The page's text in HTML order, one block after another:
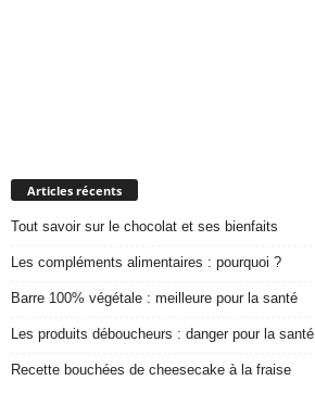
Articles récents
Tout savoir sur le chocolat et ses bienfaits
Les compléments alimentaires : pourquoi ?
Barre 100% végétale : meilleure pour la santé
Les produits déboucheurs : danger pour la santé
Recette bouchées de cheesecake à la fraise